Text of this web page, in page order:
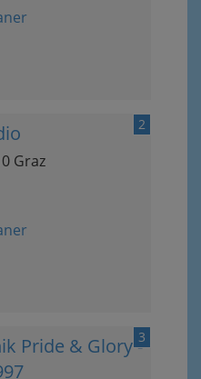
2
Graz
3
Pride & Glory -